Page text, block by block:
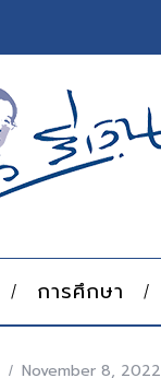
การศึกษา
November 8, 2022